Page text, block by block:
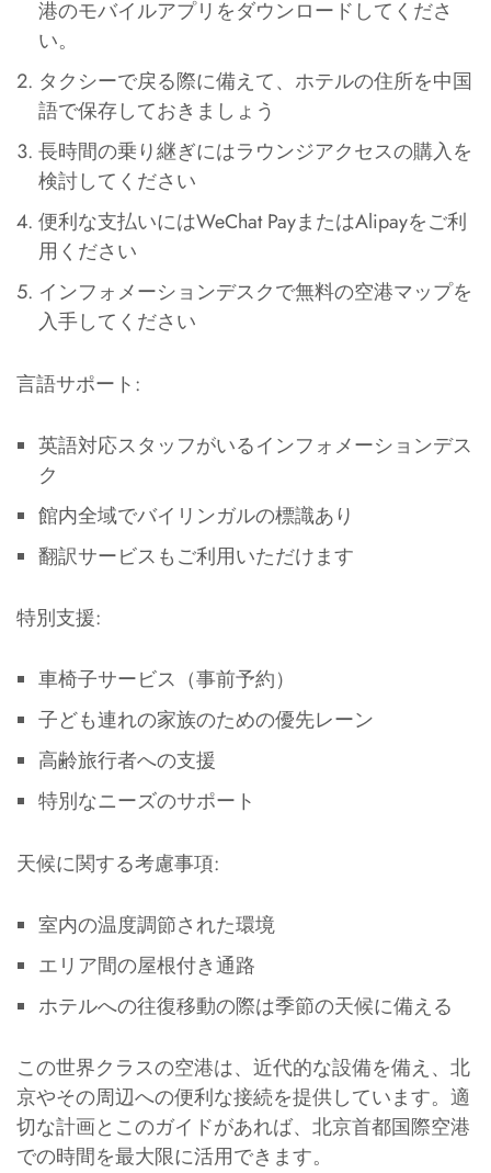
港のモバイルアプリをダウンロードしてくださ
い。
タクシーで戻る際に備えて、ホテルの住所を中国
語で保存しておきましょう
長時間の乗り継ぎにはラウンジアクセスの購入を
検討してください
便利な支払いにはWeChat PayまたはAlipayをご利
用ください
インフォメーションデスクで無料の空港マップを
入手してください
言語サポート:
英語対応スタッフがいるインフォメーションデス
ク
館内全域でバイリンガルの標識あり
翻訳サービスもご利用いただけます
特別支援:
車椅子サービス（事前予約）
子ども連れの家族のための優先レーン
高齢旅行者への支援
特別なニーズのサポート
天候に関する考慮事項:
室内の温度調節された環境
エリア間の屋根付き通路
ホテルへの往復移動の際は季節の天候に備える
この世界クラスの空港は、近代的な設備を備え、北
京やその周辺への便利な接続を提供しています。適
切な計画とこのガイドがあれば、北京首都国際空港
での時間を最大限に活用できます。